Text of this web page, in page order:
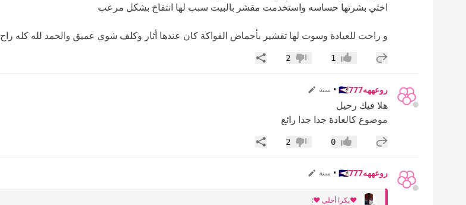
اختي بشرتها حساسه واستخدمت مقشر بالبيت سبب لها انتفاخ بشكل مرعب
و راحت للعيادة وسوت لها تقشير بأحماض الفواكة كان عندها أثار وكلف شوي عميق والحمد لله كله راح
إضافة رد جديد
إعجاب1 عدم إعجاب
2 مشاركة
روعههه🇸🇦777 • سنة
هلا فيك رحيل
موضوع كالعادة جدا جدا رائع
إضافة رد جديد
إعجاب0 عدم إعجاب
2 مشاركة
روعههه🇸🇦777 • سنة
❤️بكرا أحلى ❤️: